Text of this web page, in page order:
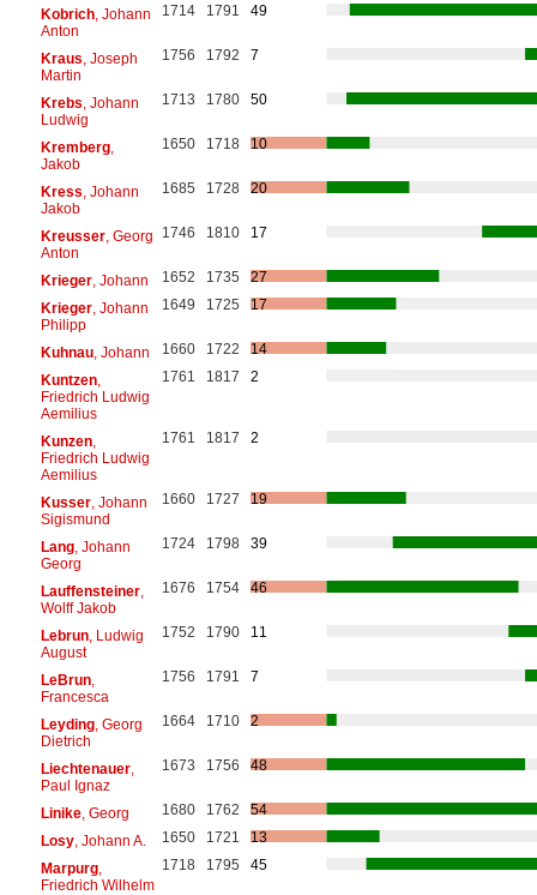
Kobrich, Johann
Anton
1714 1791 49
Kraus , Joseph
Martin
1756 1792 7
Krebs , Johann
Ludwig
1713 1780 50
Kremberg,
Jakob
1650 1718 10
Kress , Johann
Jakob
1685 1728 20
Kreusser, Georg
Anton
1746 1810 17
Krieger, Johann 1652 1735
27
Krieger, Johann
Philipp
1649 1725 17
Kuhnau, Johann 1660 1722
14
Kuntzen,
Friedrich Ludwig
Aemilius
1761 1817 2
Kunzen,
Friedrich Ludwig
Aemilius
1761 1817 2
Kusser, Johann
Sigismund
1660 1727 19
Lang, Johann
Georg
1724 1798 39
Lauffensteiner,
Wolff Jakob
1676 1754 46
Lebrun, Ludwig
August
1752 1790 11
LeBrun,
Francesca
1756 1791 7
Leyding, Georg
Dietrich
1664 1710 2
Liechtenauer,
Paul Ignaz
1673 1756 48
Linike, Georg 1680 1762
54
Losy, Johann A. 1650 1721
13
Marpurg,
Friedrich Wilhelm
1718 1795 45